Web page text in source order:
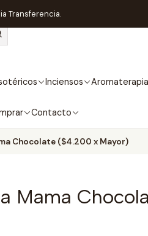
Inciensos Aromaterapia
Contacto
Transferencia.
Chocolate ($4.200 x Mayor)
Mama